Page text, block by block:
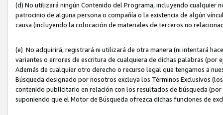
(d) No utilizará ningún Contenido del Programa, incluyendo cualquier
patrocinio de alguna persona o compañía o la existencia de algún
causa (incluyendo la colocación de materiales de terceros no
(e) No adquirirá, registrará ni utilizará de otra manera (ni intentará
variantes o errores de escritura de cualquiera de dichas palabras (por
Además de cualquier otro derecho o recurso legal que tengamos a
Búsqueda designado por nosotros excluya los Términos Exclusivos
contenido publicitario en relación con los resultados de búsqueda
suponiendo que el Motor de Búsqueda ofrezca dichas funciones de